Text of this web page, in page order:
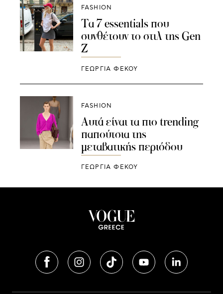
FASHION
Τα 7 essentials που
συνθέτουν το στιλ της Gen
Z
ΓΕΩΡΓΙΑ ΦΕΚΟΥ
FASHION
Αυτά είναι τα πιο trending
παπούτσια της
μεταβατικής περιόδου
ΓΕΩΡΓΙΑ ΦΕΚΟΥ